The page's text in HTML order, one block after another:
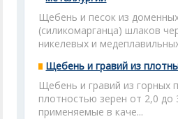
Щебень и песок из
(силикомарганца) шлаков
никелевых и
Щебень и гравий из
Щебень и гравий из горных
плотностью зерен от 2,0 до
применяемые в каче...